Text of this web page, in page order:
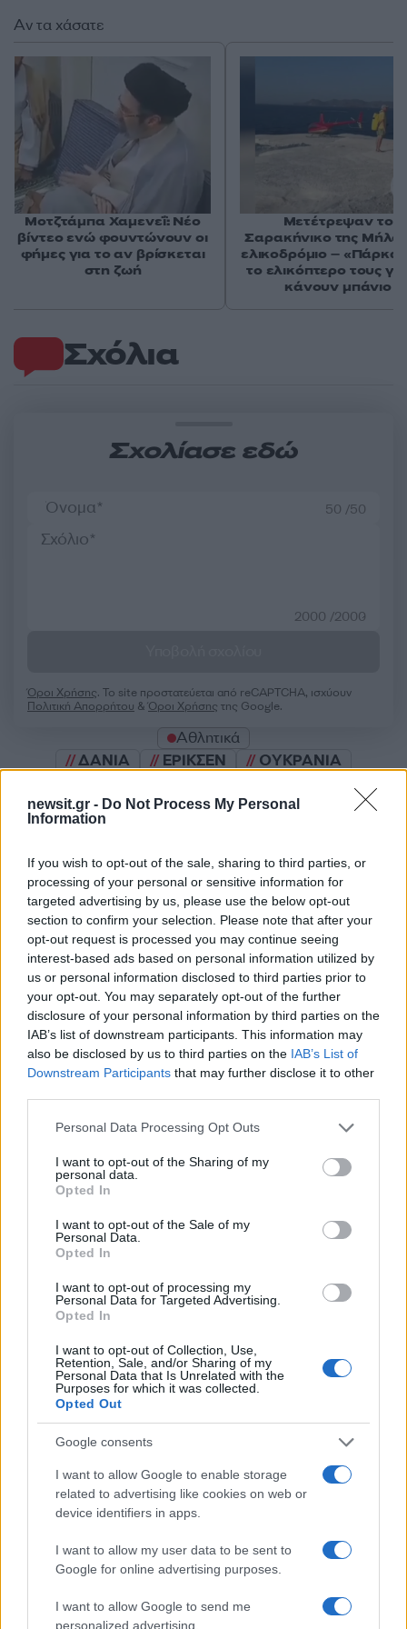
newsit.gr - Do Not Process My Personal
Information
If you wish to opt-out of the sale, sharing to third parties, or
processing of your personal or sensitive information for
targeted advertising by us, please use the below opt-out
section to confirm your selection. Please note that after your
opt-out request is processed you may continue seeing
interest-based ads based on personal information utilized by
us or personal information disclosed to third parties prior to
your opt-out. You may separately opt-out of the further
disclosure of your personal information by third parties on the
IAB’s list of downstream participants. This information may
also be disclosed by us to third parties on the IAB’s List of
Downstream Participants that may further disclose it to other
Please note that this website/app uses one or more Google
not limited to your visit or usage behaviour. You may click to
grant or deny consent to Google and its third-party tags to
use your data for below specified purposes in below Google
consent section.
Personal Data Processing Opt Outs
I want to opt-out of the Sharing of my
personal data.
Opted In
I want to opt-out of the Sale of my
Personal Data.
Opted In
I want to opt-out of processing my
Personal Data for Targeted Advertising.
Opted In
I want to opt-out of Collection, Use,
Retention, Sale, and/or Sharing of my
Personal Data that Is Unrelated with the
Purposes for which it was collected.
Opted Out
Google consents
I want to allow Google to enable storage
related to advertising like cookies on web or
device identifiers in apps.
I want to allow my user data to be sent to
Google for online advertising purposes.
I want to allow Google to send me
personalized advertising.
Σχόλια
Σχολίασε εδώ
50 /50
2000 /2000
Όροι Χρήσης. Το site προστατεύεται από reCAPTCHA, ισχύουν
Πολιτική Απορρήτου &Όροι Χρήσης της Google.
Αθλητικά
ΔΑΝΙΑ
ΕΡΙΚΣΕΝ ΟΥΚΡΑΝΙΑ
Share:
ενημερωθείτε πρώτοι για όλη την ειδησεογραφία και τα
τελευταία νέα της ημέρας
Αν τα χάσατε
Μοτζτάμπα Χαμενεΐ: Νέο
βίντεο ενώ φουντώνουν οι
φήμες για το αν βρίσκεται
στη ζωή
Μετέτρεψαν το
Σαρακήνικο της
ελικοδρόμιο –
το ελικόπτερο τους
κάνουν μπάνιο
Πιο δημοφιλή
1 Κωνσταντίνος Αργυρός και Αλεξάνδρα
Νίκα κάνουν διακοπές με πολυτελές γιοτ
με τα δύο παιδιά τους
2
πάρουν την ευχή για τον γιο τους
Ηφαίστειο Σαντορίνης: Ένας 15χρονος που
δεν πρόλαβε να ξεφύγει από το τσουνάμι
μπορεί να αλλάξει τη χρονολογία της
προϊστορικής έκρηξης
Παρκαδόρος στο Ελαφονήσι συνελήφθη
για έβδομη φορά - Τον «τσάκωσαν»
αστυνομικοί που προσποιήθηκαν τους
«Φιάσκο» στη Μαδέιρα με το γάμο του
Κριστιάνο Ρονάλντο: Χιλιάδες άνθρωποι
το γέλιο στον Πορτογάλο
Πιο σχολιασμένα
Βγήκαν ξανά τα μαχαίρια στην Ελπίδα
για τη Δημοκρατία: «Καρυστιανού,
Γρατσία και Γαλανός μετέτρεψαν το
κίνημα σε φοβικό αρχηγικό κόμμα»
συνεχίζει τις ολιγοήμερες διακοπές του –
Πού βρέθηκε το Σάββατο
Aναστέλλονται τα τακτικά ραντεβού του
αγγειοχειρουργού του νοσοκομείου